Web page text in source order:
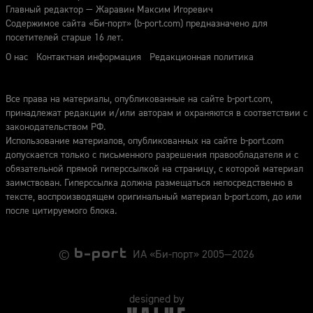
Главный редактор — Жаравин Максим Игоревич
Содержимое сайта «Би-порт» (b-port.com) предназначено для
посетителей старше 16 лет.
О нас
Контактная информация Редакционная политика
Все права на материалы, опубликованные на сайте b-port.com,
принадлежат редакции и/или авторам и охраняются в соответствии с
законодательством РФ.
Использование материалов, опубликованных на сайте b-port.com
допускается только с письменного разрешения правообладателя и с
обязательной прямой гиперссылкой на страницу, с которой материал
заимствован. Гиперссылка должна размещаться непосредственно в
тексте, воспроизводящем оригинальный материал b-port.com, до или
после цитируемого блока.
© ИА «Би-порт» 2005—2026
designed by